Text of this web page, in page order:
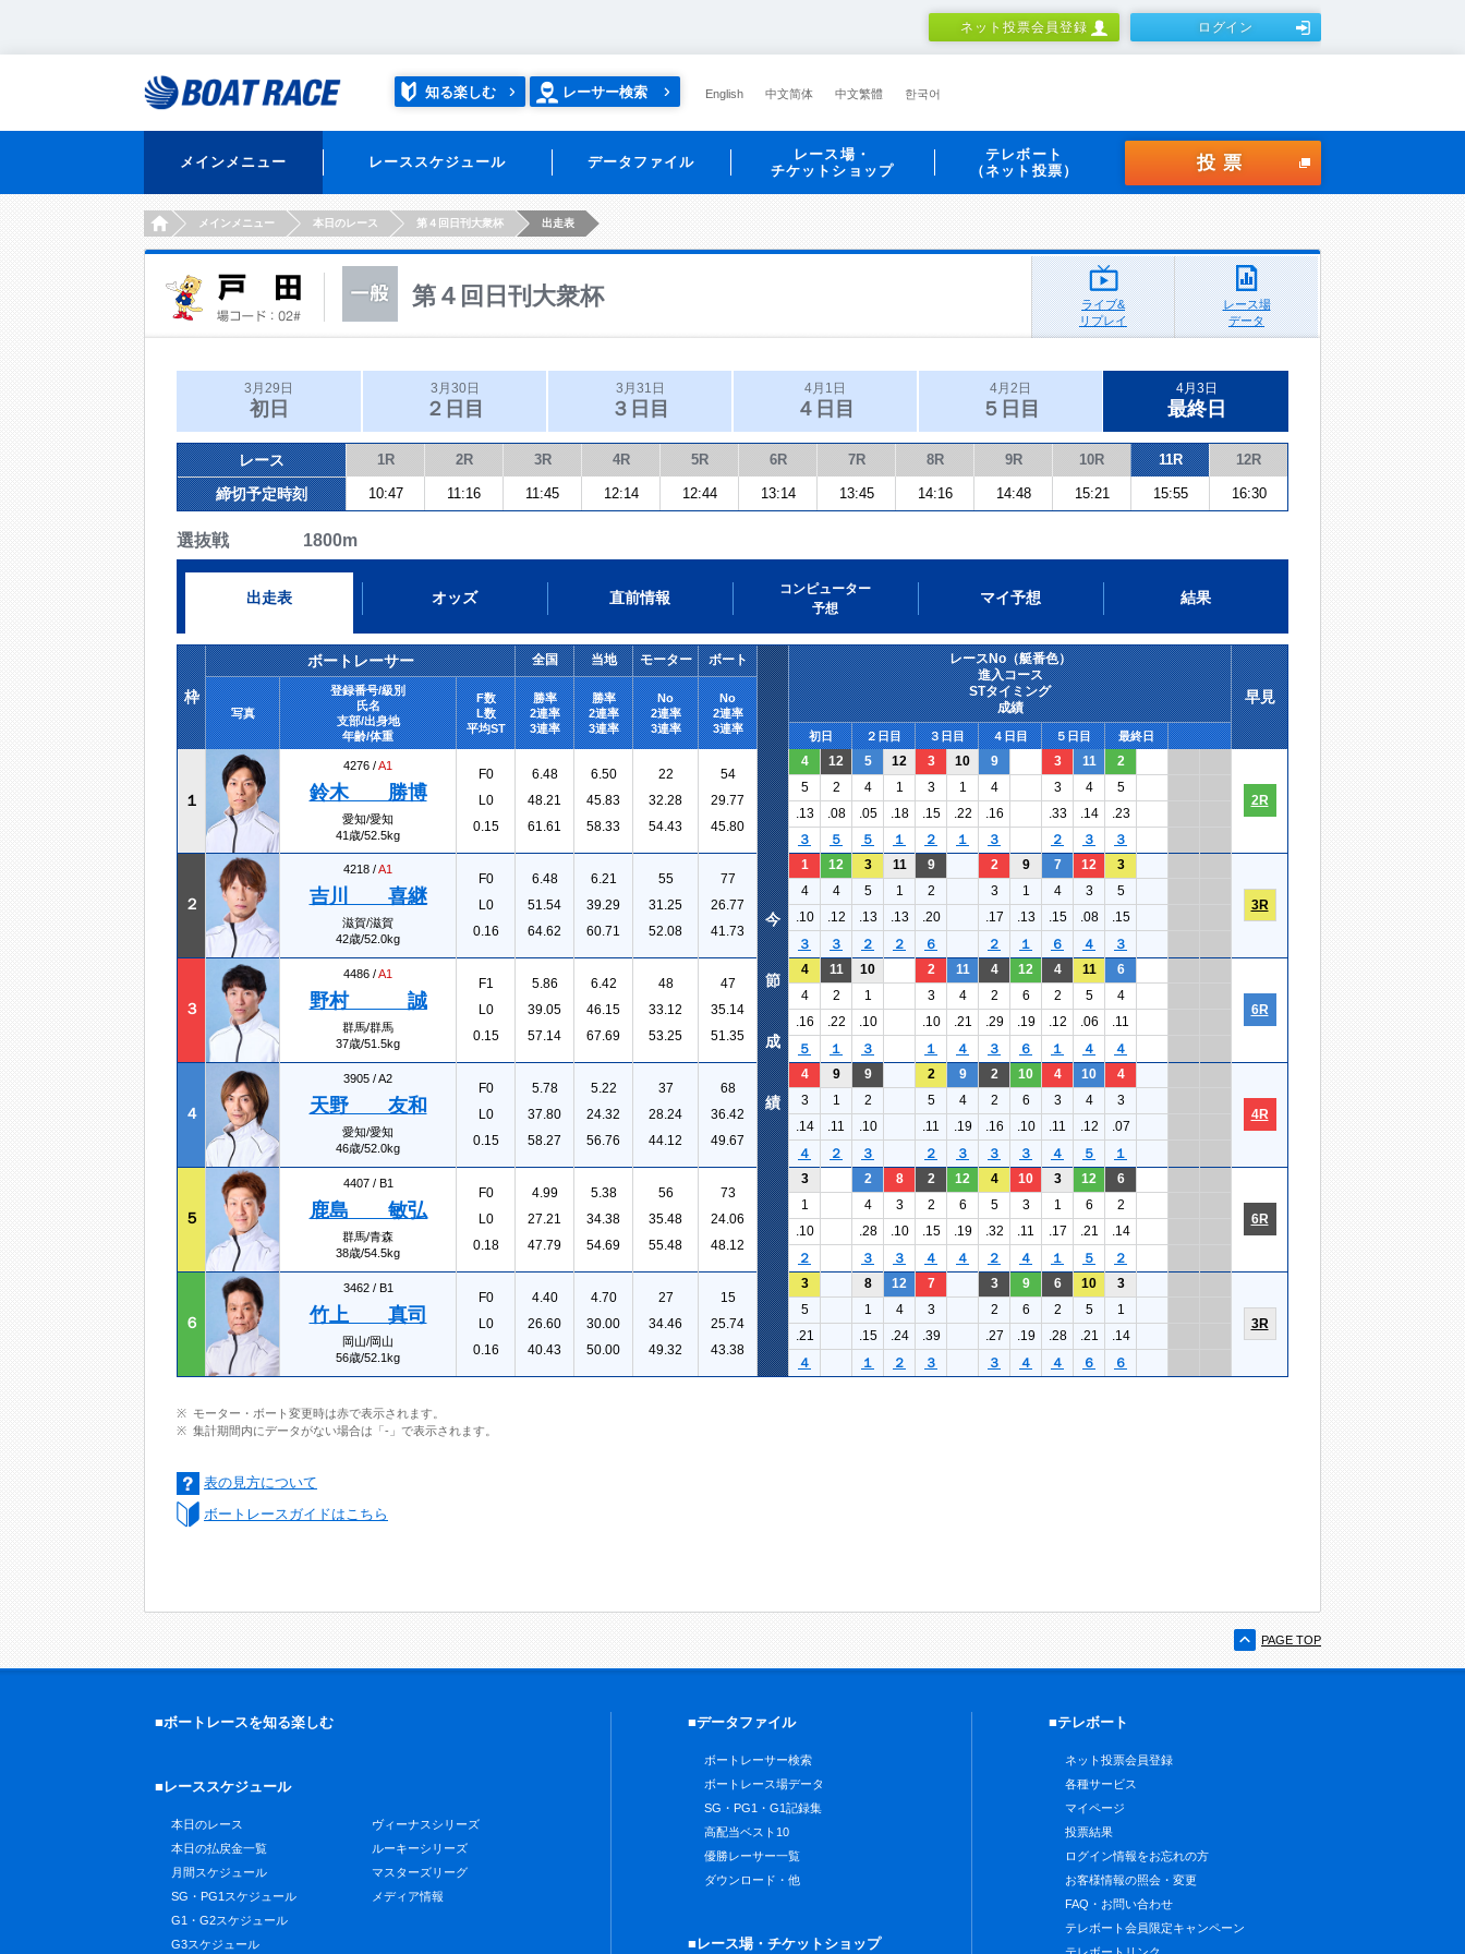
ネット投票会員登録 ログイン
知る楽しむ レーサー検索 English 中文简体 中文繁體 한국어
メインメニュー レーススケジュール データファイル
レース場・
チケットショップ
テレボート
（ネット投票）
投票
HOMEメインメニュー 本日のレース 第４回日刊大衆杯 出走表
第４回日刊大衆杯
ライブ&
リプレイ
レース場
データ
3月29日
初日
3月30日
２日目
3月31日
３日目
4月1日
４日目
4月2日
５日目
4月3日
最終日
レース 1R 2R 3R 4R 5R 6R 7R 8R 9R 10R 11R 12R
締切予定時刻 10:47 11:16 11:45 12:14 12:44 13:14 13:45 14:16 14:48 15:21 15:55 16:30
選抜戦 1800m
出走表 オッズ 直前情報
コンピューター
予想
マイ予想 結果
枠
ボートレーサー 全国 当地 モーター ボート
レースNo（艇番色）
進入コース
STタイミング
成績
早見
写真
登録番号/級別
氏名
支部/出身地
年齢/体重
F数
L数
平均ST
勝率
2連率
3連率
勝率
2連率
3連率
No
2連率
3連率
No
2連率
3連率
初日 ２日目 ３日目 ４日目 ５日目 最終日
１
4276 /A1
鈴木 勝博
愛知/愛知
41歳/52.5kg
F0
L0
0.15
6.48
48.21
61.61
6.50
45.83
58.33
22
32.28
54.43
54
29.77
45.80
4 12 5 12 3 10 9 3 11 2
2R
5 2 4 1 3 1 4 3 4
5
.13
.08 .05 .18 .15 .22 .16 .33 .14
.23
３
５ ５ １ ２ １ ３ ２ ３ ３
２
4218 /A1
吉川 喜継
滋賀/滋賀
42歳/52.0kg
F0
L0
0.16
6.48
51.54
64.62
6.21
39.29
60.71
55
31.25
52.08
77
26.77
41.73
1 12 3 11 9 2 9 7 12 3
3R
4 4 5 1 2 3 1 4 3
5
.10
.12 .13 .13 .20 .17 .13 .15 .08
.15
３
３ ２ ２ ６ ２ １ ６ ４ ３
３
4486 /A1
野村 誠
群馬/群馬
37歳/51.5kg
F1
L0
0.15
5.86
39.05
57.14
6.42
46.15
67.69
48
33.12
53.25
47
35.14
51.35
4 11 10 2 11 4 12 4 11 6
6R
4 2 1 3 4 2 6 2 5
4
.16
.22 .10 .10 .21 .29 .19 .12 .06
.11
５
１ ３ １ ４ ３ ６ １ ４ ４
４
3905 /A2
天野 友和
愛知/愛知
46歳/52.0kg
F0
L0
0.15
5.78
37.80
58.27
5.22
24.32
56.76
37
28.24
44.12
68
36.42
49.67
4 9 9 2 9 2 10 4 10 4
4R
3 1 2 5 4 2 6 3 4
3
.14
.11 .10 .11 .19 .16 .10 .11 .12
.07
４
２ ３ ２ ３ ３ ３ ４ ５ １
５
4407 / B1
鹿島 敏弘
群馬/青森
38歳/54.5kg
F0
L0
0.18
4.99
27.21
47.79
5.38
34.38
54.69
56
35.48
55.48
73
24.06
48.12
3 2 8 2 12 4 10 3 12 6
6R
1 4 3 2 6 5 3 1 6
2
.10
.28 .10 .15 .19 .32 .11 .17 .21
.14
２
３ ３ ４ ４ ２ ４ １ ５ ２
６
3462 / B1
竹上 真司
岡山/岡山
56歳/52.1kg
F0
L0
0.16
4.40
26.60
40.43
4.70
30.00
50.00
27
34.46
49.32
15
25.74
43.38
3 8 12 7 3 9 6 10 3
3R
5 1 4 3 2 6 2 5
1
.21
.15 .24 .39 .27 .19 .28 .21
.14
４
１ ２ ３ ３ ４ ４ ６ ６
今
節
成
績
モーター・ボート変更時は赤で表示されます。
集計期間内にデータがない場合は「-」で表示されます。
表の見方について
ボートレースガイドはこちら
PAGE TOP
■ボートレースを知る楽しむ
■レーススケジュール
本日のレース
本日の払戻金一覧
月間スケジュール
SG・PG1スケジュール
G1・G2スケジュール
G3スケジュール
ヴィーナスシリーズ
ルーキーシリーズ
マスターズリーグ
メディア情報
■データファイル
ボートレーサー検索
ボートレース場データ
SG・PG1・G1記録集
高配当ベスト10
優勝レーサー一覧
ダウンロード・他
■レース場・チケットショップ
■テレボート
ネット投票会員登録
各種サービス
マイページ
投票結果
ログイン情報をお忘れの方
お客様情報の照会・変更
FAQ・お問い合わせ
テレボート会員限定キャンペーン